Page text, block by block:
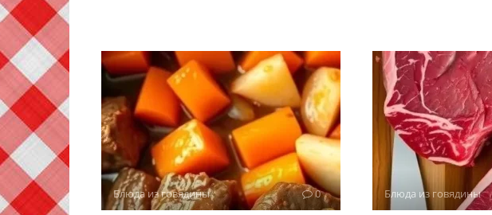
Блюда из говядины 0 Блюда из говядины